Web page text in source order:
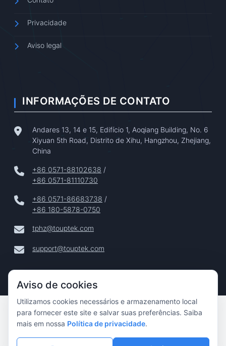
Privacidade
Aviso legal
INFORMAÇÕES DE CONTATO
Andares 13, 14 e 15, Edifício 1, Aoqiang Building, No. 6
Xiyuan 5th Road, Distrito de Xihu, Hangzhou, Zhejiang,
China
+86 0571-88102638 /
+86 0571-81110730
+86 0571-86683738 /
+86 180-5878-0750
tphz@touptek.com
support@touptek.com
Copyright © 2024–2026 Hangzhou ToupTek Photonics Co.,
Ltd. Todos Os Direitos Reservados |
Aviso de cookies
Utilizamos cookies necessários e armazenamento local
para fornecer este site e salvar suas preferências. Saiba
mais em nossa Política de privacidade.